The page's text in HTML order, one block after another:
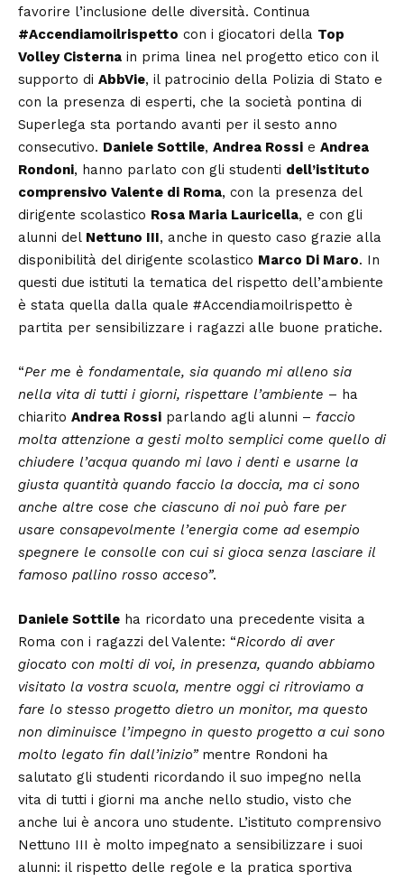
favorire l’inclusione delle diversità. Continua
#Accendiamoilrispetto con i giocatori della Top
Volley Cisterna in prima linea nel progetto etico con il
supporto di AbbVie, il patrocinio della Polizia di Stato e
con la presenza di esperti, che la società pontina di
Superlega sta portando avanti per il sesto anno
consecutivo. Daniele Sottile, Andrea Rossi e Andrea
Rondoni, hanno parlato con gli studenti dell’istituto
comprensivo Valente di Roma, con la presenza del
dirigente scolastico Rosa Maria Lauricella, e con gli
alunni del Nettuno III, anche in questo caso grazie alla
disponibilità del dirigente scolastico Marco Di Maro. In
questi due istituti la tematica del rispetto dell’ambiente
è stata quella dalla quale #Accendiamoilrispetto è
partita per sensibilizzare i ragazzi alle buone pratiche.
“Per me è fondamentale, sia quando mi alleno sia
nella vita di tutti i giorni, rispettare l’ambiente – ha
chiarito Andrea Rossi parlando agli alunni – faccio
molta attenzione a gesti molto semplici come quello di
chiudere l’acqua quando mi lavo i denti e usarne la
giusta quantità quando faccio la doccia, ma ci sono
anche altre cose che ciascuno di noi può fare per
usare consapevolmente l’energia come ad esempio
spegnere le consolle con cui si gioca senza lasciare il
famoso pallino rosso acceso”.
Daniele Sottile ha ricordato una precedente visita a
Roma con i ragazzi del Valente: “Ricordo di aver
giocato con molti di voi, in presenza, quando abbiamo
visitato la vostra scuola, mentre oggi ci ritroviamo a
fare lo stesso progetto dietro un monitor, ma questo
non diminuisce l’impegno in questo progetto a cui sono
molto legato fin dall’inizio”mentre Rondoni ha
salutato gli studenti ricordando il suo impegno nella
vita di tutti i giorni ma anche nello studio, visto che
anche lui è ancora uno studente. L’istituto comprensivo
Nettuno III è molto impegnato a sensibilizzare i suoi
alunni: il rispetto delle regole e la pratica sportiva